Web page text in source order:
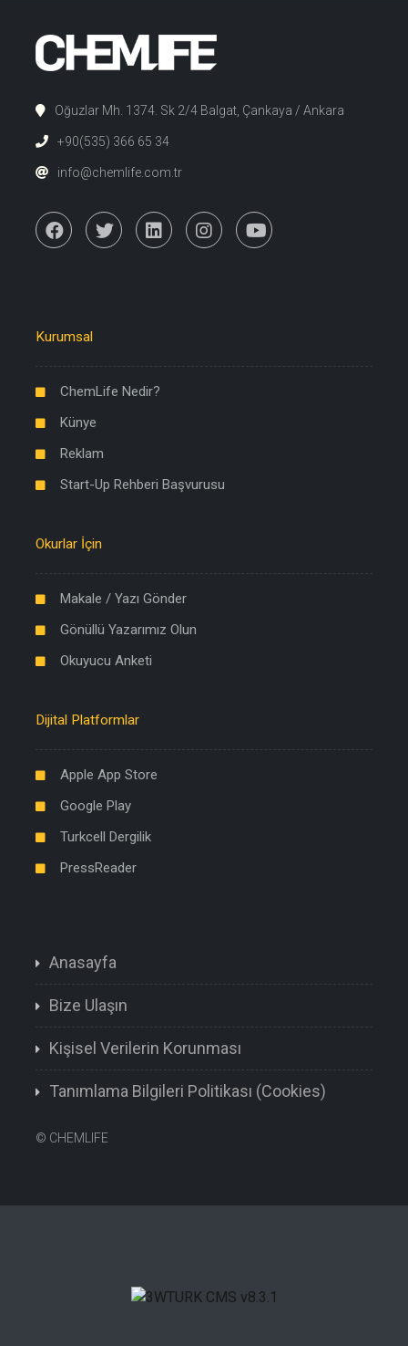
Oğuzlar Mh. 1374. Sk 2/4 Balgat, Çankaya / Ankara
+90(535) 366 65 34
info@chemlife.com.tr
Kurumsal
ChemLife Nedir?
Künye
Reklam
Start-Up Rehberi Başvurusu
Okurlar İçin
Makale / Yazı Gönder
Gönüllü Yazarımız Olun
Okuyucu Anketi
Dijital Platformlar
Apple App Store
Google Play
Turkcell Dergilik
PressReader
Anasayfa
Bize Ulaşın
Kişisel Verilerin Korunması
Tanımlama Bilgileri Politikası (Cookies)
© CHEMLIFE